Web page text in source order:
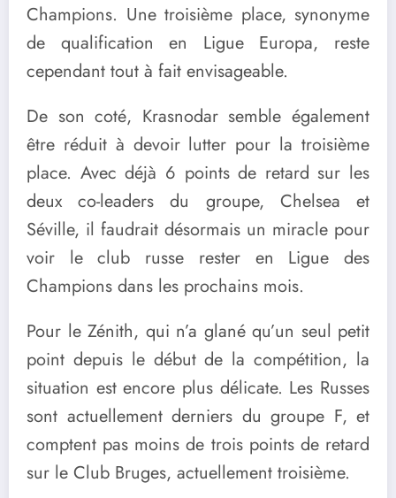
Champions. Une troisième place, synonyme
de qualification en Ligue Europa, reste
cependant tout à fait envisageable.
De son coté, Krasnodar semble également
être réduit à devoir lutter pour la troisième
place. Avec déjà 6 points de retard sur les
deux co-leaders du groupe, Chelsea et
Séville, il faudrait désormais un miracle pour
voir le club russe rester en Ligue des
Champions dans les prochains mois.
Pour le Zénith, qui n’a glané qu’un seul petit
point depuis le début de la compétition, la
situation est encore plus délicate. Les Russes
sont actuellement derniers du groupe F, et
comptent pas moins de trois points de retard
sur le Club Bruges, actuellement troisième.